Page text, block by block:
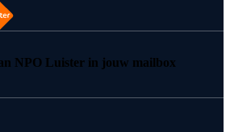
NPO Luister in jouw mailbox